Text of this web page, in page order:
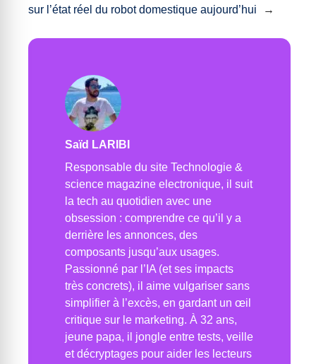
sur l’état réel du robot domestique aujourd’hui
→
Saïd LARIBI
Responsable du site Technologie &
science magazine electronique, il suit
la tech au quotidien avec une
obsession : comprendre ce qu’il y a
derrière les annonces, des
composants jusqu’aux usages.
Passionné par l’IA (et ses impacts
très concrets), il aime vulgariser sans
simplifier à l’excès, en gardant un œil
critique sur le marketing. À 32 ans,
jeune papa, il jongle entre tests, veille
et décryptages pour aider les lecteurs